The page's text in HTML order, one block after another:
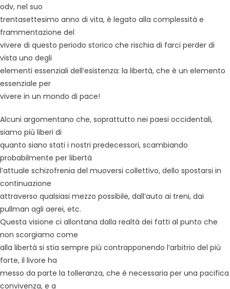
odv, nel suo
trentasettesimo anno di vita, è legato alla complessità e
frammentazione del
vivere di questo periodo storico che rischia di farci perder di
vista uno degli
elementi essenziali dell’esistenza: la libertà, che è un elemento
essenziale per
vivere in un mondo di pace!
Alcuni argomentano che, soprattutto nei paesi occidentali,
siamo più liberi di
quanto siano stati i nostri predecessori, scambiando
probabilmente per libertà
l’attuale schizofrenia del muoversi collettivo, dello spostarsi in
continuazione
attraverso qualsiasi mezzo possibile, dall’auto ai treni, dai
pullman agli aerei, etc.
Questa visione ci allontana dalla realtà dei fatti al punto che
non scorgiamo come
alla libertà si stia sempre più contrapponendo l’arbitrio del più
forte, il livore ha
messo da parte la tolleranza, che è necessaria per una pacifica
convivenza, e a